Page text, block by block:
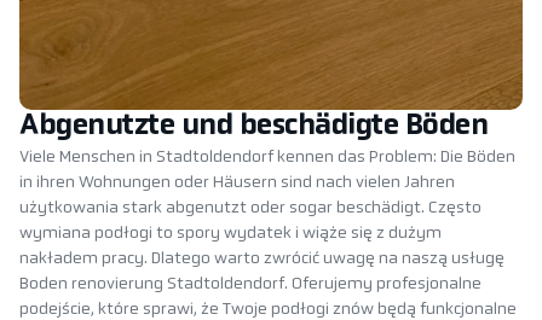
Abgenutzte und beschädigte Böden
Viele Menschen in Stadtoldendorf kennen das Problem: Die Böden
in ihren Wohnungen oder Häusern sind nach vielen Jahren
użytkowania stark abgenutzt oder sogar beschädigt. Często
wymiana podłogi to spory wydatek i wiąże się z dużym
nakładem pracy. Dlatego warto zwrócić uwagę na naszą usługę
Boden renovierung Stadtoldendorf. Oferujemy profesjonalne
podejście, które sprawi, że Twoje podłogi znów będą funkcjonalne